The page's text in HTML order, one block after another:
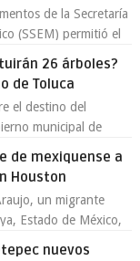
de la Secretaría
(SSEM) permitió el
26 árboles?
de Toluca
el destino del
municipal de
de mexiquense a
Houston
un migrante
Estado de México,
nuevos